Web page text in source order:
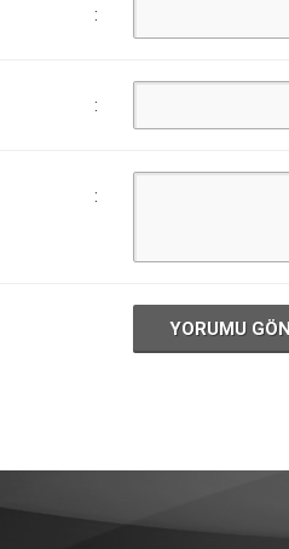
:
:
:
YORUMU